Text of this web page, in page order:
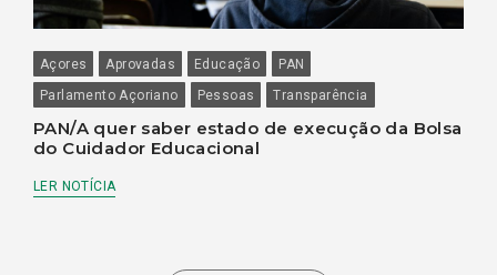
Açores Aprovadas Educação
PAN
Parlamento Açoriano
Pessoas Transparência
PAN/A quer saber estado de execução da Bolsa
do Cuidador Educacional
LER NOTÍCIA